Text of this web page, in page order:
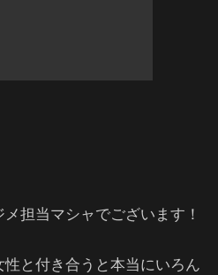
担当マシャでございます！
と付き合うと本当にいろん